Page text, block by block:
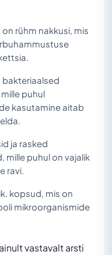
rühm nakkusi, mis
puhul
kasutamine aitab
ja rasked
mille puhul on vajalik
ravi.
kopsud, mis on
mikroorganismide
vastavalt arsti